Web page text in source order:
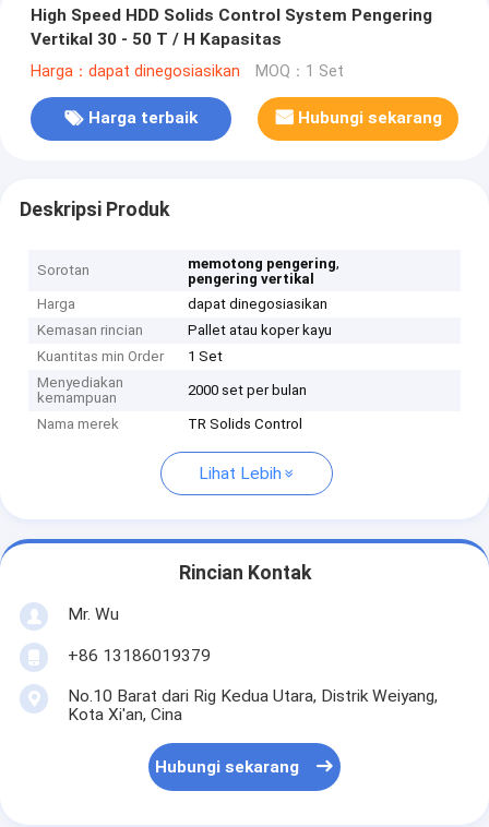
High Speed ​​HDD Solids Control System Pengering
Vertikal 30 - 50 T / H Kapasitas
Harga：dapat dinegosiasikan MOQ：1 Set
Harga terbaik Hubungi sekarang
Deskripsi Produk
Sorotan memotong pengering,
pengering vertikal
Harga
dapat dinegosiasikan
Kemasan rincian
Pallet atau koper kayu
Kuantitas min Order
1 Set
Menyediakan
kemampuan
2000 set per bulan
Nama merek TR Solids Control
Lihat Lebih
Rincian Kontak
Mr. Wu
+86 13186019379
No.10 Barat dari Rig Kedua Utara, Distrik Weiyang,
Kota Xi'an, Cina
Hubungi sekarang